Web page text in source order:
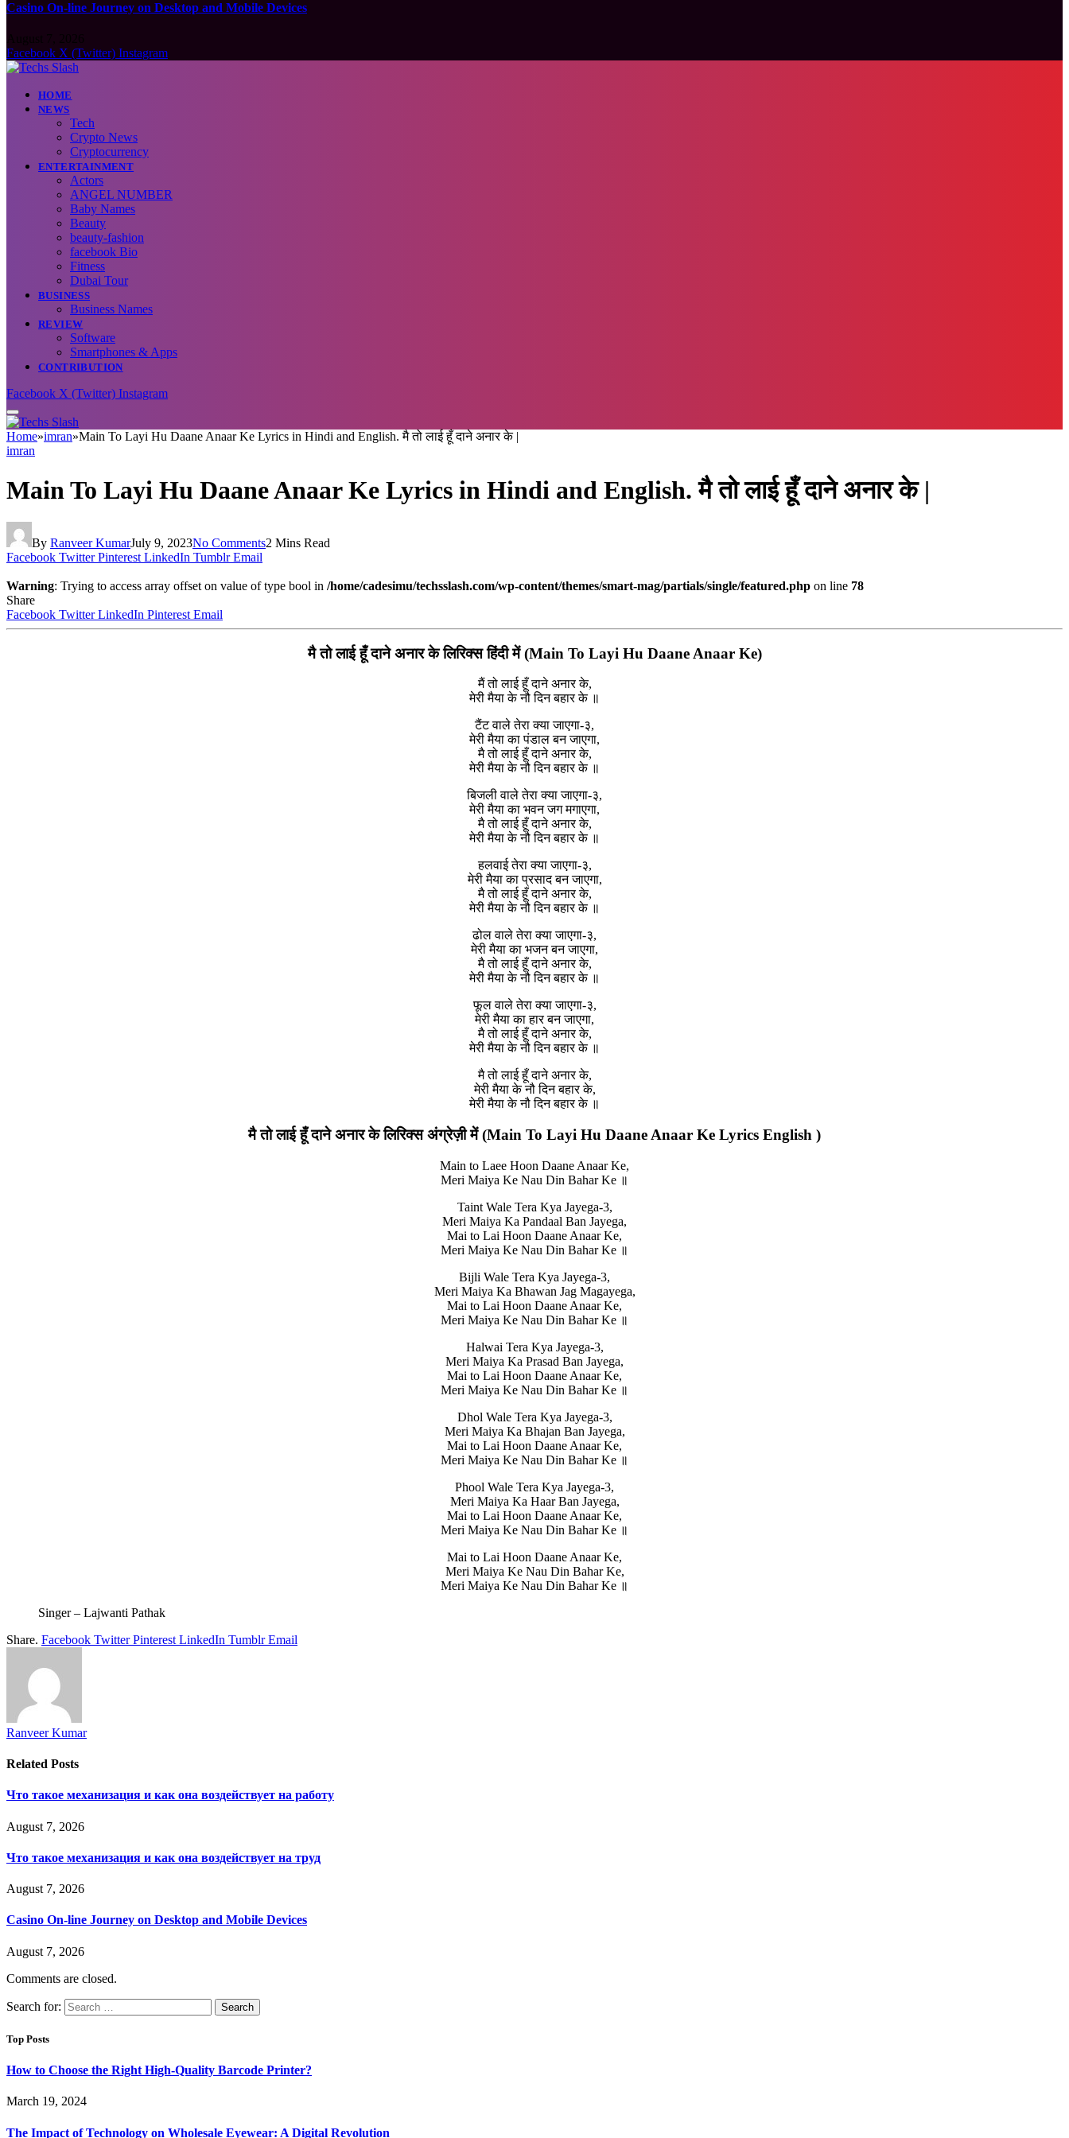
Casino On-line Journey on Desktop and Mobile Devices
Facebook X (Twitter) Instagram
HOME
NEWS
Tech
Crypto News
Cryptocurrency
ENTERTAINMENT
Actors
ANGEL NUMBER
Baby Names
Beauty
beauty-fashion
facebook Bio
Fitness
Dubai Tour
BUSINESS
Business Names
REVIEW
Software
Smartphones & Apps
CONTRIBUTION
Facebook X (Twitter) Instagram
Home»imran»Main To Layi Hu Daane Anaar Ke Lyrics in Hindi and English. मै तो लाई हूँ दाने अनार के |
imran
Main To Layi Hu Daane Anaar Ke Lyrics in Hindi and English. मै तो लाई हूँ दाने अनार के |
By Ranveer KumarJuly 9, 2023No Comments2 Mins Read
Facebook Twitter Pinterest LinkedIn Tumblr Email
Warning: Trying to access array offset on value of type bool in /home/cadesimu/techsslash.com/wp-content/themes/smart-mag/partials/single/featured.php on line 78
Share
Facebook Twitter LinkedIn Pinterest Email
मै तो लाई हूँ दाने अनार के लिरिक्स हिंदी में (Main To Layi Hu Daane Anaar Ke)
मैं तो लाई हूँ दाने अनार के,
मेरी मैया के नौ दिन बहार के ॥
टैंट वाले तेरा क्या जाएगा-३,
मेरी मैया का पंडाल बन जाएगा,
मै तो लाई हूँ दाने अनार के,
मेरी मैया के नौ दिन बहार के ॥
बिजली वाले तेरा क्या जाएगा-३,
मेरी मैया का भवन जग मगाएगा,
मै तो लाई हूँ दाने अनार के,
मेरी मैया के नौ दिन बहार के ॥
हलवाई तेरा क्या जाएगा-३,
मेरी मैया का प्रसाद बन जाएगा,
मै तो लाई हूँ दाने अनार के,
मेरी मैया के नौ दिन बहार के ॥
ढोल वाले तेरा क्या जाएगा-३,
मेरी मैया का भजन बन जाएगा,
मै तो लाई हूँ दाने अनार के,
मेरी मैया के नौ दिन बहार के ॥
फूल वाले तेरा क्या जाएगा-३,
मेरी मैया का हार बन जाएगा,
मै तो लाई हूँ दाने अनार के,
मेरी मैया के नौ दिन बहार के ॥
मै तो लाई हूँ दाने अनार के,
मेरी मैया के नौ दिन बहार के,
मेरी मैया के नौ दिन बहार के ॥
मै तो लाई हूँ दाने अनार के लिरिक्स अंग्रेज़ी में (Main To Layi Hu Daane Anaar Ke Lyrics English )
Main to Laee Hoon Daane Anaar Ke,
Meri Maiya Ke Nau Din Bahar Ke ॥
Taint Wale Tera Kya Jayega-3,
Meri Maiya Ka Pandaal Ban Jayega,
Mai to Lai Hoon Daane Anaar Ke,
Meri Maiya Ke Nau Din Bahar Ke ॥
Bijli Wale Tera Kya Jayega-3,
Meri Maiya Ka Bhawan Jag Magayega,
Mai to Lai Hoon Daane Anaar Ke,
Meri Maiya Ke Nau Din Bahar Ke ॥
Halwai Tera Kya Jayega-3,
Meri Maiya Ka Prasad Ban Jayega,
Mai to Lai Hoon Daane Anaar Ke,
Meri Maiya Ke Nau Din Bahar Ke ॥
Dhol Wale Tera Kya Jayega-3,
Meri Maiya Ka Bhajan Ban Jayega,
Mai to Lai Hoon Daane Anaar Ke,
Meri Maiya Ke Nau Din Bahar Ke ॥
Phool Wale Tera Kya Jayega-3,
Meri Maiya Ka Haar Ban Jayega,
Mai to Lai Hoon Daane Anaar Ke,
Meri Maiya Ke Nau Din Bahar Ke ॥
Mai to Lai Hoon Daane Anaar Ke,
Meri Maiya Ke Nau Din Bahar Ke,
Meri Maiya Ke Nau Din Bahar Ke ॥
Singer – Lajwanti Pathak
Share. Facebook Twitter Pinterest LinkedIn Tumblr Email
Ranveer Kumar
Related Posts
Что такое механизация и как она воздействует на работу
August 7, 2026
Что такое механизация и как она воздействует на труд
August 7, 2026
Casino On-line Journey on Desktop and Mobile Devices
August 7, 2026
Comments are closed.
Search for:
Top Posts
How to Choose the Right High-Quality Barcode Printer?
March 19, 2024
The Impact of Technology on Wholesale Eyewear: A Digital Revolution